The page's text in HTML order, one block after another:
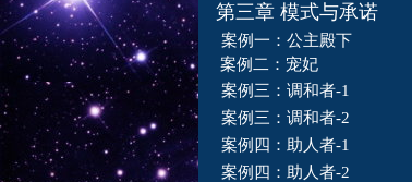
第三章 模式与承诺
案例一： 公主殿下
案例二： 宠妃
案例三：调和者-1
案例三：调和者-2
案例四： 助人者-1
案例四： 助人者-2